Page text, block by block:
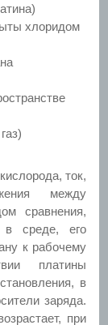
хлоридом
ток,
между
сравнения,
среде, его
к рабочему
платины
в
заряда.
при